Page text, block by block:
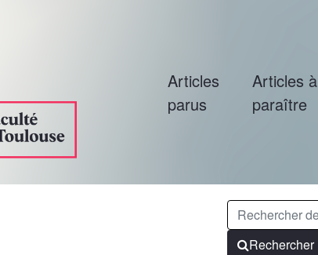
Articles
parus
Articles à
paraître
Rechercher